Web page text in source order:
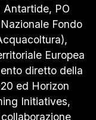
Antartide, PO
Fondo
Europea
diretto della
ed Horizon
Initiatives,